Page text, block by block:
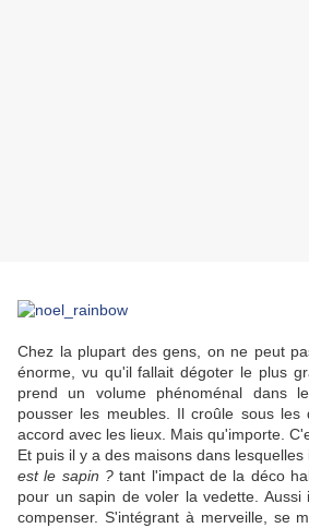
Chez la plupart des gens, on ne peut
énorme, vu qu'il fallait dégoter le plus
prend un volume phénoménal dans
pousser les meubles. Il croûle sous les
accord avec les lieux. Mais qu'importe.
Et puis il y a des maisons dans
est le sapin ? tant l'impact de la déco
pour un sapin de voler la vedette.
compenser. S'intégrant à merveille, se